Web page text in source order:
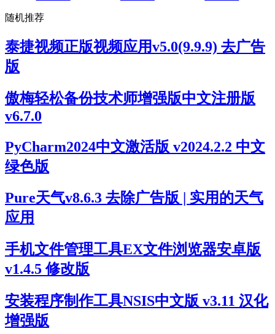
随机推荐
泰捷视频正版视频应用v5.0(9.9.9) 去广告
版
傲梅轻松备份技术师增强版中文注册版
v6.7.0
PyCharm2024中文激活版 v2024.2.2 中文
绿色版
Pure天气v8.6.3 去除广告版 | 实用的天气
应用
手机文件管理工具EX文件浏览器安卓版
v1.4.5 修改版
安装程序制作工具NSIS中文版 v3.11 汉化
增强版